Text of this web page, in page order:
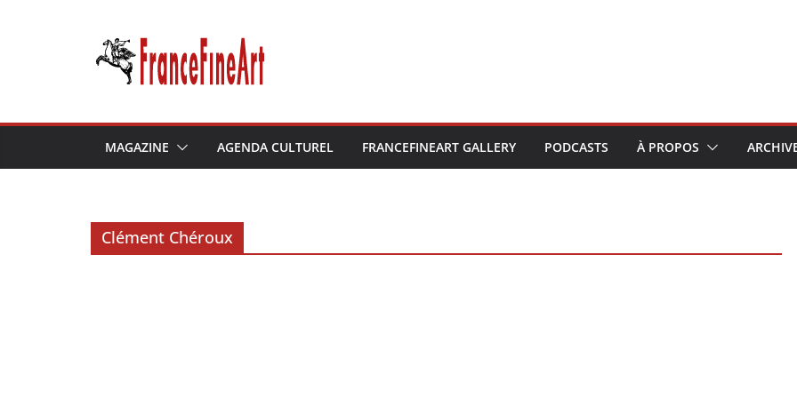
MAGAZINE AGENDA CULTUREL FRANCEFINEART GALLERY PODCASTS À PROPOS
Clément Chéroux